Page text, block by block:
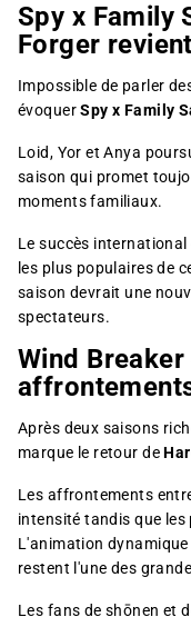
Spy x Family
Forger revient
Impossible de parler
évoquerSpy x Family
Loid, Yor et Anya
saison qui promet
moments familiaux.
Le succès
les plus populaires de
saison devrait une
spectateurs.
Wind
Après deux saisons
marque le retour de
Les affrontements
intensité tandis que
L'animation
restent l'une des
Les fans de shōnen et